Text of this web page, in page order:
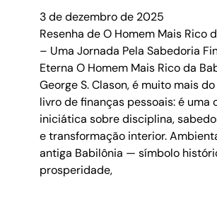
3 de dezembro de 2025
Resenha de O Homem Mais Rico
– Uma Jornada Pela Sabedoria
Eterna O Homem Mais Rico da
George S. Clason, é muito mais
livro de finanças pessoais: é uma
iniciática sobre disciplina,
e transformação interior.
antiga Babilônia — símbolo
prosperidade,